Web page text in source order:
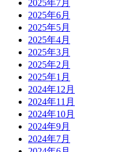
2025年7月
2025年6月
2025年5月
2025年4月
2025年3月
2025年2月
2025年1月
2024年12月
2024年11月
2024年10月
2024年9月
2024年7月